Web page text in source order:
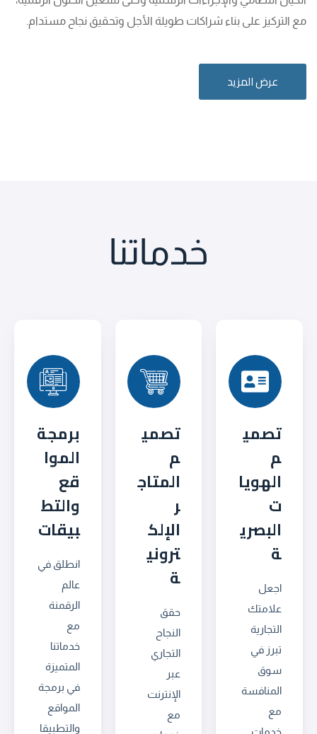
مع التركيز على بناء شراكات طويلة الأجل وتحقيق نجاح مستدام.
عرض المزيد
خدماتنا
تصمي
م
الهويا
ت
البصري
ة
اجعل
علامتك
التجارية
تبرز في
سوق
المنافسة
مع
خدمات
تصمي
م
المتاج
ر
الإلك
تروني
ة
حقق
النجاح
التجاري
عبر
الإنترنت
مع
برمجة
الموا
قع
والتط
بيقات
انطلق في
عالم
الرقمنة
مع
خدماتنا
المتميزة
في برمجة
المواقع
والتطبيقا